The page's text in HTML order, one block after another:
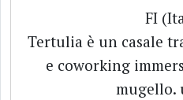
FI
Tertulia è un casale
e coworking
mugello.